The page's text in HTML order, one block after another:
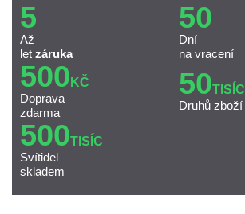
5
Až
let záruka
50
Dní
na vracení
500 KČ
Doprava
zdarma
50TISÍC
Druhů zboží
500TISÍC
Svítidel
skladem